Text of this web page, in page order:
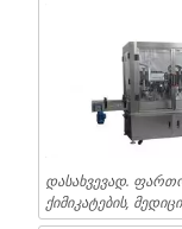
დასახვევად.
ქიმიკატების,